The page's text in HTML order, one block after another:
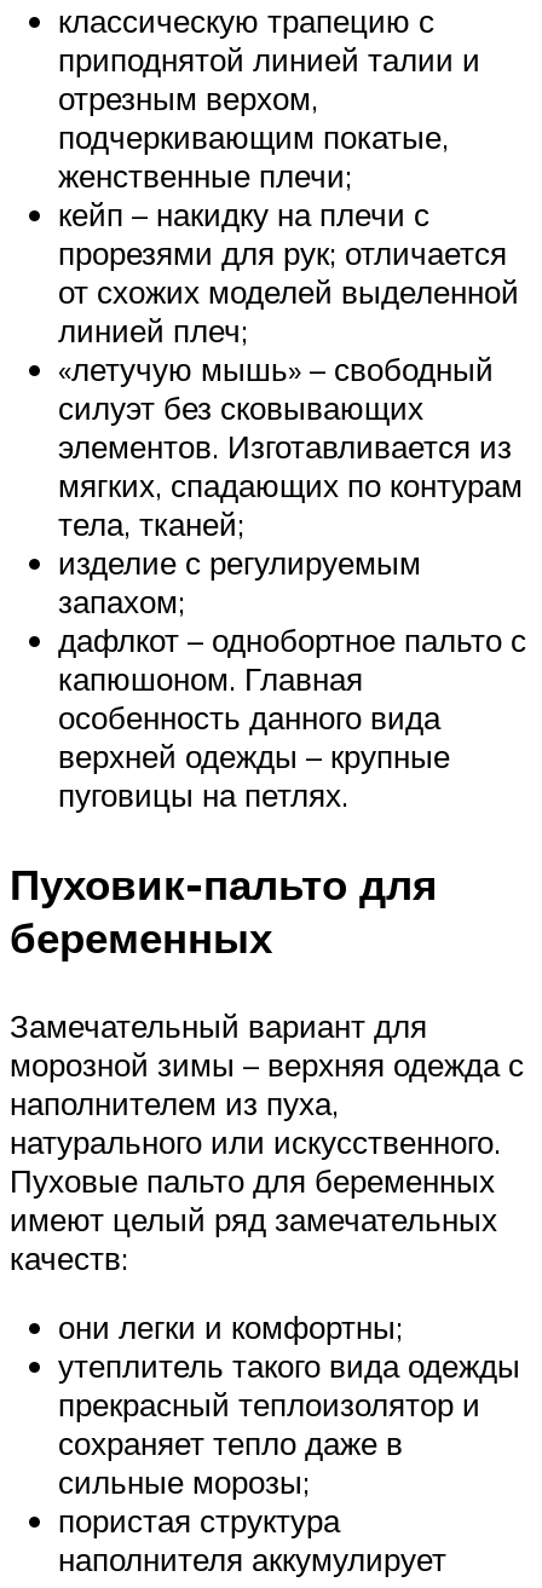
классическую трапецию с
приподнятой линией талии и
отрезным верхом,
подчеркивающим покатые,
женственные плечи;
кейп – накидку на плечи с
прорезями для рук; отличается
от схожих моделей выделенной
линией плеч;
«летучую мышь» – свободный
силуэт без сковывающих
элементов. Изготавливается из
мягких, спадающих по контурам
тела, тканей;
изделие с регулируемым
запахом;
дафлкот – однобортное пальто с
капюшоном. Главная
особенность данного вида
верхней одежды – крупные
пуговицы на петлях.
Пуховик-пальто для
беременных
Замечательный вариант для
морозной зимы – верхняя одежда с
наполнителем из пуха,
натурального или искусственного.
Пуховые пальто для беременных
имеют целый ряд замечательных
качеств:
они легки и комфортны;
утеплитель такого вида одежды
прекрасный теплоизолятор и
сохраняет тепло даже в
сильные морозы;
пористая структура
наполнителя аккумулирует